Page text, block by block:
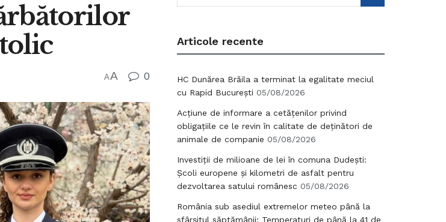
AA 0
Articole recente
HC Dunărea Brăila a terminat la egalitate meciul
cu Rapid București 05/08/2026
Acțiune de informare a cetățenilor privind
obligațiile ce le revin în calitate de deținători de
animale de companie 05/08/2026
Investiții de milioane de lei în comuna Dudești:
Școli europene și kilometri de asfalt pentru
dezvoltarea satului românesc 05/08/2026
România sub asediul extremelor meteo până la
sfârșitul săptămânii: Temperaturi de până la 41 de